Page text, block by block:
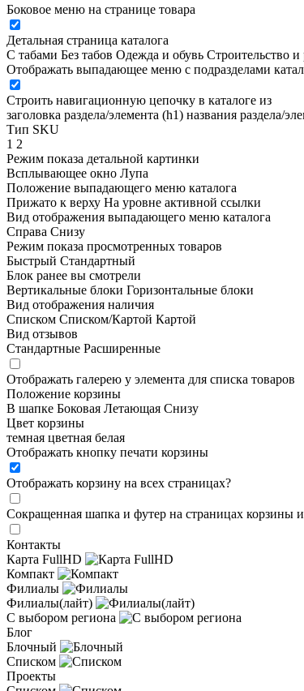
Боковое меню на странице товара
Детальная страница каталога
С табами Без табов Одежда и обувь Строительство и
Отображать выпадающее меню с подразделами
Строить навигационную цепочку в каталоге из
заголовка раздела/элемента (h1) названия раздела/
Тип SKU
1 2
Режим показа детальной картинки
Всплывающее окно Лупа
Положение выпадающего меню каталога
Прижато к верху На уровне активной ссылки
Вид отображения выпадающего меню каталога
Справа Снизу
Режим показа просмотренных товаров
Быстрый Стандартный
Блок ранее вы смотрели
Вертикальные блоки Горизонтальные блоки
Вид отображения наличия
Списком Списком/Картой Картой
Вид отзывов
Стандартные Расширенные
Отображать галерею у элемента для списка товаров
Положение корзины
В шапке Боковая Летающая Снизу
Цвет корзины
темная цветная белая
Отображать кнопку печати корзины
Отображать корзину на всех страницах?
Сокращенная шапка и футер на страницах корзины и
Контакты
Карта FullHD
Компакт
Филиалы
Филиалы(лайт)
С выбором региона
Блог
Блочный
Списком
Проекты